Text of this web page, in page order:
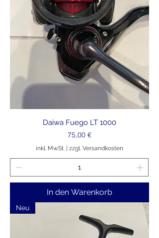
Daiwa Fuego LT 1000
Preis
75,00 €
inkl. MwSt. zzgl. Versandkosten
In den Warenkorb
Neu